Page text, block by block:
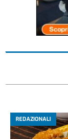
REDAZIONALI